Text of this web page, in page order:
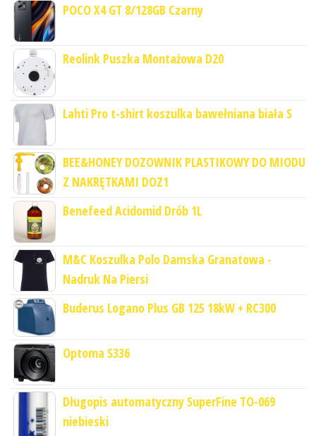
POCO X4 GT 8/128GB Czarny
Reolink Puszka Montażowa D20
Lahti Pro t-shirt koszulka bawełniana biała S
BEE&HONEY DOZOWNIK PLASTIKOWY DO MIODU
Z NAKRĘTKAMI DOZ1
Benefeed Acidomid Drób 1L
M&C Koszulka Polo Damska Granatowa -
Nadruk Na Piersi
Buderus Logano Plus GB 125 18kW + RC300
Optoma S336
Długopis automatyczny SuperFine TO-069
niebieski